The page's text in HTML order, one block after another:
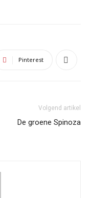
Pinterest
Volgend artikel
De groene Spinoza